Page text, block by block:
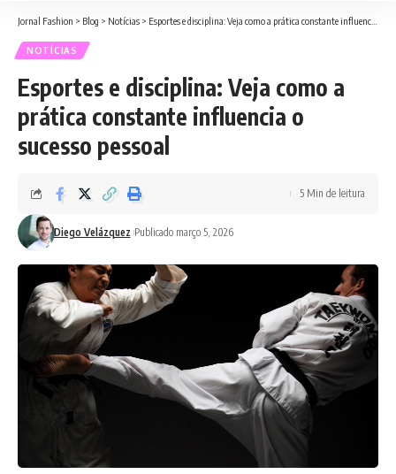
Jornal Fashion > Blog > Notícias > Esportes e disciplina: Veja como a prática constante influencia o sucesso pessoal
NOTÍCIAS
Esportes e disciplina: Veja como a
prática constante influencia o
sucesso pessoal
Diego Velázquez Publicado março 5, 2026
5 Min de leitura